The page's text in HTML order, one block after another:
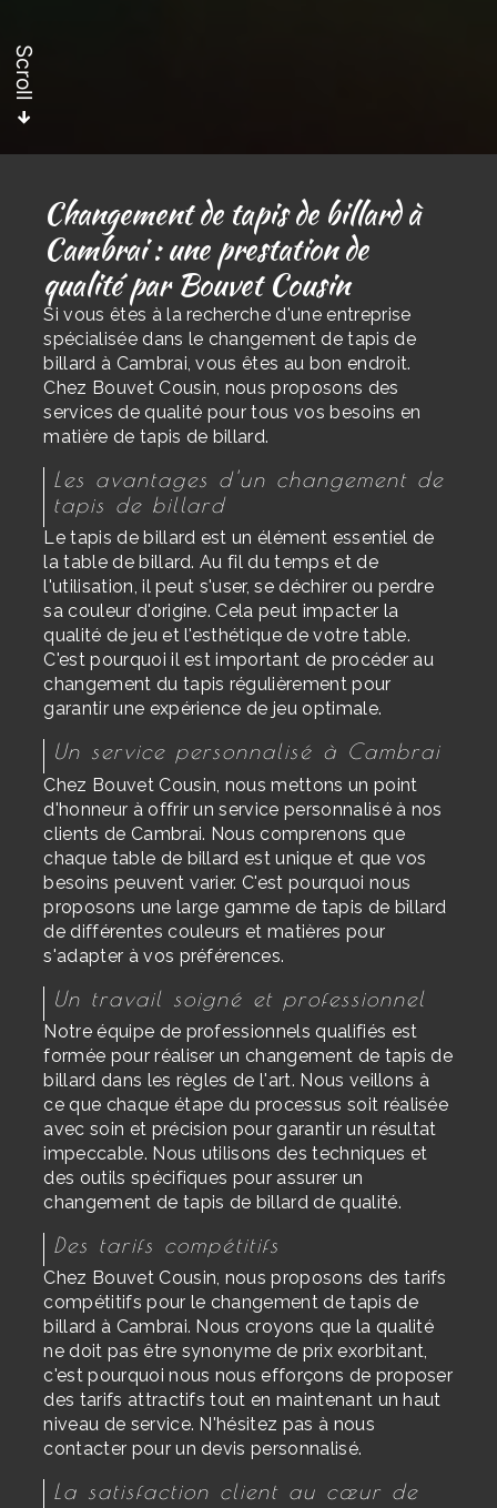
Scroll
Changement de tapis de billard à
Cambrai : une prestation de
qualité par Bouvet Cousin
Si vous êtes à la recherche d'une entreprise
spécialisée dans le changement de tapis de
billard à Cambrai, vous êtes au bon endroit.
Chez Bouvet Cousin, nous proposons des
services de qualité pour tous vos besoins en
matière de tapis de billard.
Les avantages d'un changement de
tapis de billard
Le tapis de billard est un élément essentiel de
la table de billard. Au fil du temps et de
l'utilisation, il peut s'user, se déchirer ou perdre
sa couleur d'origine. Cela peut impacter la
qualité de jeu et l'esthétique de votre table.
C'est pourquoi il est important de procéder au
changement du tapis régulièrement pour
garantir une expérience de jeu optimale.
Un service personnalisé à Cambrai
Chez Bouvet Cousin, nous mettons un point
d'honneur à offrir un service personnalisé à nos
clients de Cambrai. Nous comprenons que
chaque table de billard est unique et que vos
besoins peuvent varier. C'est pourquoi nous
proposons une large gamme de tapis de billard
de différentes couleurs et matières pour
s'adapter à vos préférences.
Un travail soigné et professionnel
Notre équipe de professionnels qualifiés est
formée pour réaliser un changement de tapis de
billard dans les règles de l'art. Nous veillons à
ce que chaque étape du processus soit réalisée
avec soin et précision pour garantir un résultat
impeccable. Nous utilisons des techniques et
des outils spécifiques pour assurer un
changement de tapis de billard de qualité.
Des tarifs compétitifs
Chez Bouvet Cousin, nous proposons des tarifs
compétitifs pour le changement de tapis de
billard à Cambrai. Nous croyons que la qualité
ne doit pas être synonyme de prix exorbitant,
c'est pourquoi nous nous efforçons de proposer
des tarifs attractifs tout en maintenant un haut
niveau de service. N'hésitez pas à nous
contacter pour un devis personnalisé.
La satisfaction client au cœur de